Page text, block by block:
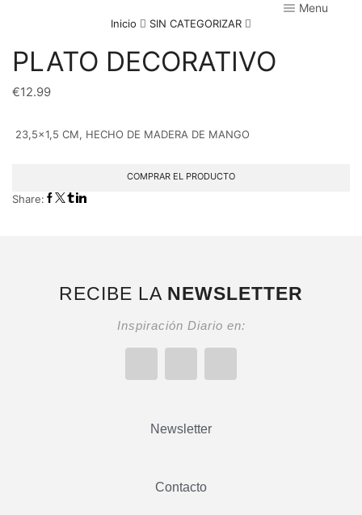
Menu
Inicio SIN CATEGORIZAR
PLATO DECORATIVO
€12.99
23,5×1,5 CM, HECHO DE MADERA DE MANGO
COMPRAR EL PRODUCTO
Share:
RECIBE LA NEWSLETTER
Inspiración Diario en:
Newsletter
Contacto